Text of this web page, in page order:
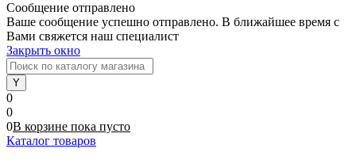
Сообщение отправлено
Ваше сообщение успешно отправлено. В ближайшее время с
Вами свяжется наш специалист
Закрыть окно
0
0
0В корзине пока пусто
Каталог товаров